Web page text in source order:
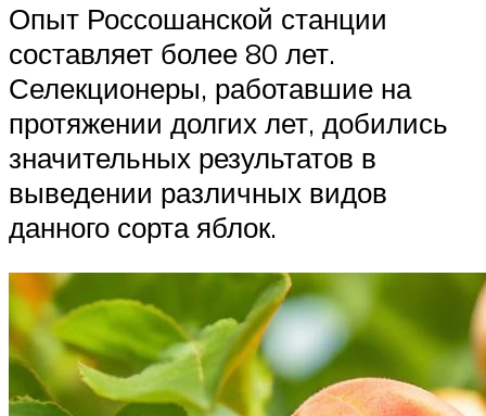
Опыт Россошанской станции
составляет более 80 лет.
Селекционеры, работавшие на
протяжении долгих лет, добились
значительных результатов в
выведении различных видов
данного сорта яблок.